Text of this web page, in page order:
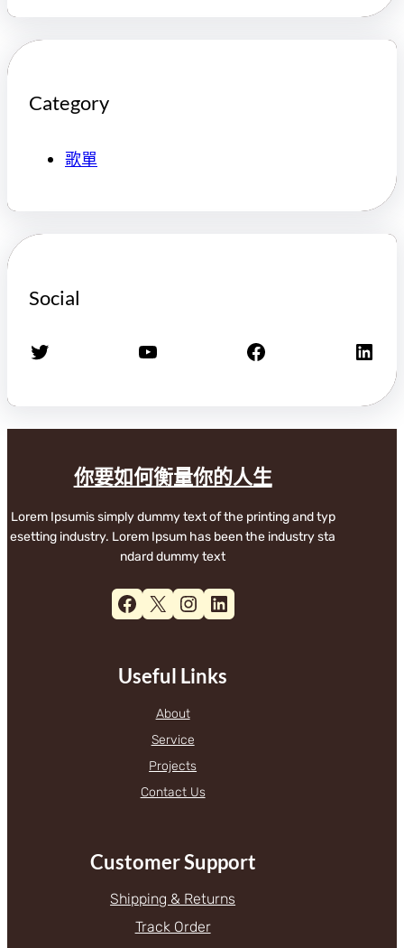
Category
歌單
Social
X YouTube Facebook LinkedIn
你要如何衡量你的人生
Lorem Ipsumis simply dummy text of the printing and typ
esetting industry. Lorem Ipsum has been the industry sta
ndard dummy text
Facebook X Instagram LinkedIn
Useful Links
About
Service
Projects
Contact Us
Customer Support
Shipping & Returns
Track Order